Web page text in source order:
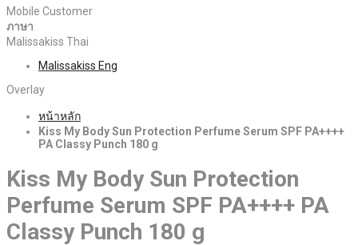
Mobile Customer
ภาษา
Malissakiss Thai
Malissakiss Eng
Overlay
หน้าหลัก
Kiss My Body Sun Protection Perfume Serum SPF PA++++
PA Classy Punch 180 g
Kiss My Body Sun Protection
Perfume Serum SPF PA++++ PA
Classy Punch 180 g